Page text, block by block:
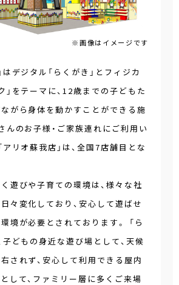
※画像はイメージです
はデジタル「らくがき」とフィジカ
」をテーマに、12歳までの子どもた
がら身体を動かすことができる施
んのお子様・ご家族連れにご利用い
アリオ蘇我店」は、全国7店舗目とな
遊びや子育ての環境は、様々な社
々変化しており、安心して遊ばせ
境が必要とされております。 「ら
子どもの身近な遊び場として、天候
されず、安心して利用できる屋内
して、ファミリー層に多くご来場